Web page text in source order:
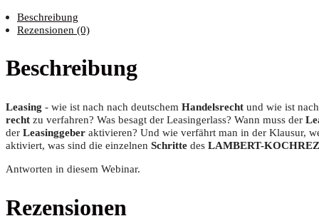
Beschreibung
Rezensionen (0)
Beschreibung
Lea­sing - wie ist nach nach deut­schem Han­dels­recht und wie ist
recht zu ver­fah­ren? Was besagt der Lea­sing­er­lass? Wann muss der
der Lea­sing­ge­ber akti­vie­ren? Und wie ver­fährt man in der Klau­sur,
akti­viert, was sind die ein­zel­nen Schrit­te des LAMBERT-
Ant­wor­ten in die­sem Webinar.
Rezensionen